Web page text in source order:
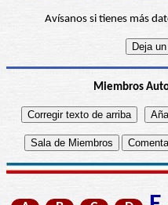
Avísanos si tienes más
Miembros